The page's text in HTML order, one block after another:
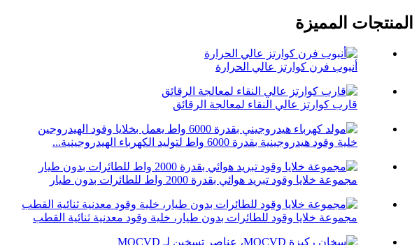
المنتجات المميزة
أنبوب فرن كوارتز عالي الحرارة
قارب كوارتز عالي النقاء لمعالجة الرقائق
خلية وقود هيدروجينية بقدرة 6000 واط لتوليد الكهرباء الهيدروجينية...
مجموعة خلايا وقود تبريد هوائي بقدرة 2000 واط للطائرات بدون طيار
مجموعة خلايا وقود للطائرات بدون طيار، خلية وقود معدنية ثنائية القطب